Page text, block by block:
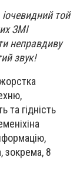
очевидний той
ЗМІ
неправдиву
звук!
гідність
зокрема, 8